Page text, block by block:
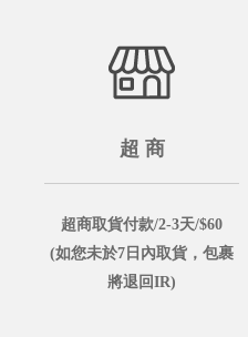
超 商
超商取貨付款/2-3天/$60
(如您未於7日內取貨，包裹
將退回IR)